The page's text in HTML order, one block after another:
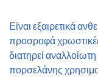
Είναι εξαιρετικά
προσροφά
διατηρεί
πορσελάνης